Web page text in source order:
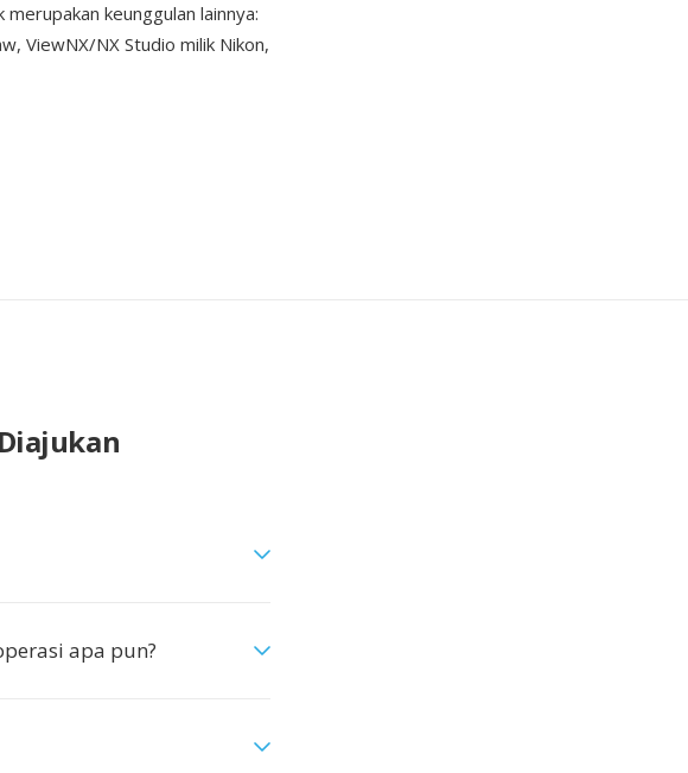
keunggulan lainnya:
ViewNX/NX Studio milik Nikon,
apa pun?